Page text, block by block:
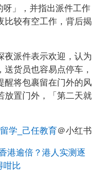
」，并指出派件工作
比较有空工作，背后揭
夜派件表示欢迎，认为
送货员也容易点停车，
醒将包裹留在门外的风
放置门外，「第二天就
学_己任教育＠小红书
港逾倍？港人实测逐
咁比